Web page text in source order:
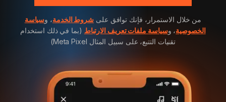
من خلال الاستمرار، فإنك توافق على شروط الخدمة، وسياسة
الخصوصية، وسياسة ملفات تعريف الارتباط (بما في ذلك استخدام
تقنيات التتبع، على سبيل المثال Meta Pixel)